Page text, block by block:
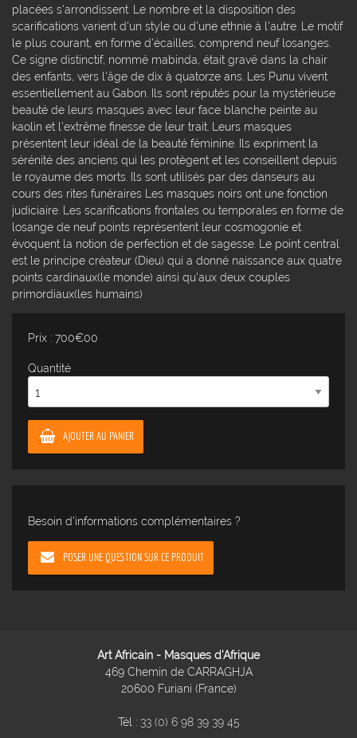
placées s'arrondissent. Le nombre et la disposition des
scarifications varient d'un style ou d'une ethnie à l'autre. Le motif
le plus courant, en forme d'écailles, comprend neuf losanges.
Ce signe distinctif, nommé mabinda, était gravé dans la chair
des enfants, vers l'âge de dix à quatorze ans. Les Punu vivent
essentiellement au Gabon. Ils sont réputés pour la mystérieuse
beauté de leurs masques avec leur face blanche peinte au
kaolin et l'extrême finesse de leur trait. Leurs masques
présentent leur idéal de la beauté féminine. Ils expriment la
sérénité des anciens qui les protègent et les conseillent depuis
le royaume des morts. Ils sont utilisés par des danseurs au
cours des rites funéraires Les masques noirs ont une fonction
judiciaire. Les scarifications frontales ou temporales en forme de
losange de neuf points représentent leur cosmogonie et
évoquent la notion de perfection et de sagesse. Le point central
est le principe créateur (Dieu) qui a donné naissance aux quatre
points cardinaux(le monde) ainsi qu'aux deux couples
primordiaux(les humains)
Prix : 700€00
Quantité
AJOUTER AU PANIER
Besoin d'informations complémentaires ?
POSER UNE QUESTION SUR CE PRODUIT
Art Africain - Masques d'Afrique
469 Chemin de CARRAGHJA
20600 Furiani (France)
Tél : 33 (0) 6 98 39 39 45